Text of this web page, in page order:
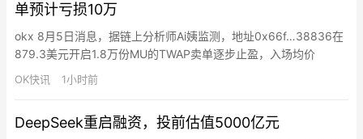
单预计亏损10万
okx 8月5日消息，据链上分析师Ai姨监测，地址0x66f…38836在
879.3美元开启1.8万份MU的TWAP卖单逐步止盈，入场均价
852.41美元，预计获利48.4万美元。其还计划平掉2.2万枚SMSN
多单（388万美元），若全部成交将亏损10万美元。
OK快讯 1小时前
DeepSeek重启融资，投前估值5000亿元